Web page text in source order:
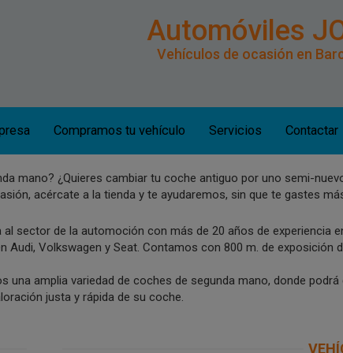
Automóviles
Vehículos de ocasión en
Compramos tu vehículo Servicios Contactar
mano? ¿Quieres cambiar tu coche antiguo por uno semi-
acércate a la tienda y te ayudaremos, sin que te gastes
sector de la automoción con más de 20 años de experiencia
Audi, Volkswagen y Seat. Contamos con 800 m. de
una amplia variedad de coches de segunda mano, donde
justa y rápida de su coche.
OPEL MOKKA 1.6 CDTi
4X2 SS Excellence
72.000 Km
Año: 2015